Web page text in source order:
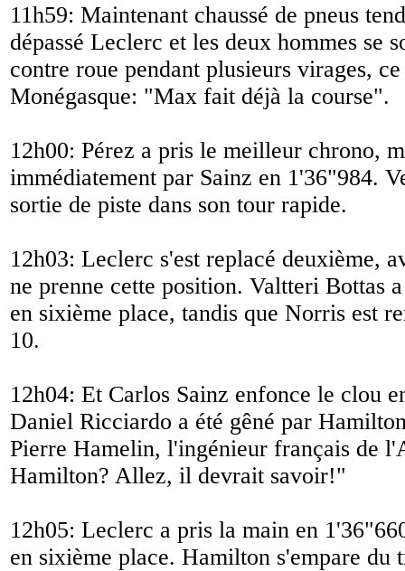
11h59: Maintenant chaussé de pneus
dépassé Leclerc et les deux hommes se
contre roue pendant plusieurs virages,
Monégasque: "Max fait déjà la course".
12h00: Pérez a pris le meilleur chrono,
immédiatement par Sainz en 1'36"984.
sortie de piste dans son tour rapide.
12h03: Leclerc s'est replacé deuxième,
ne prenne cette position. Valtteri Bottas
en sixième place, tandis que Norris est
10.
12h04: Et Carlos Sainz enfonce le clou
Daniel Ricciardo a été gêné par
Pierre Hamelin, l'ingénieur français de
Hamilton? Allez, il devrait savoir!"
12h05: Leclerc a pris la main en
en sixième place. Hamilton s'empare du